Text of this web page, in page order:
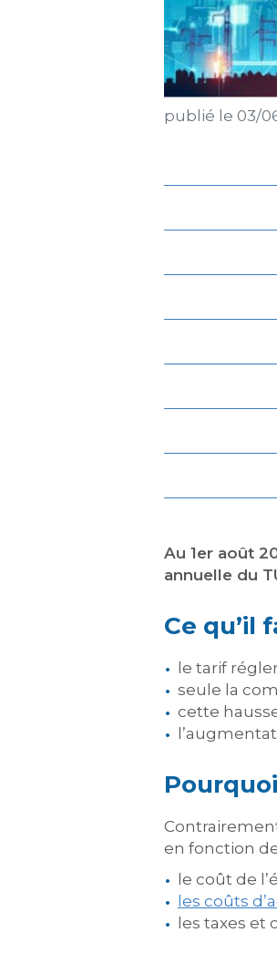
publié le 03/
Au 1er août
annuelle du
Ce qu’il
le tarif
seule la
cette
en fonction
le coût de
les coûts
les taxes et